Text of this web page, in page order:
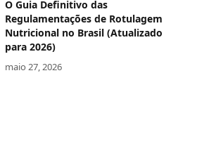
O Guia Definitivo das
Regulamentações de Rotulagem
Nutricional no Brasil (Atualizado
para 2026)
maio 27, 2026